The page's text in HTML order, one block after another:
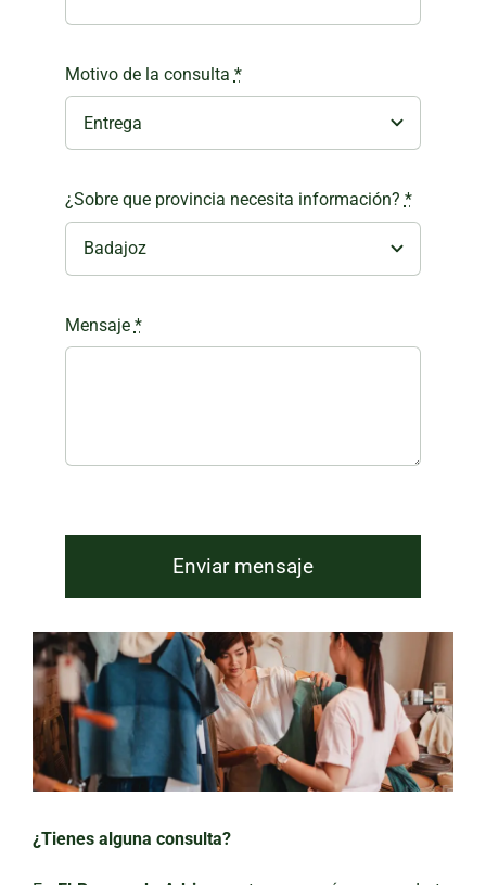
¿Tienes alguna consulta?
Motivo de la consulta *
¿Sobre que provincia necesita información? *
Mensaje *
Enviar mensaje